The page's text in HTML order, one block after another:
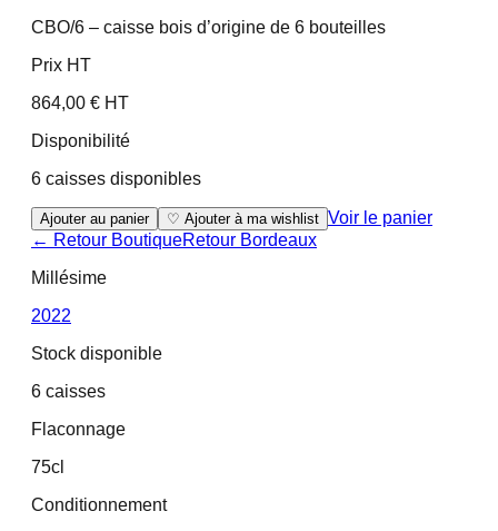
CBO/6 – caisse bois d’origine de 6 bouteilles
Prix HT
864,00 € HT
Disponibilité
6 caisses disponibles
Ajouter au panier ♡ Ajouter à ma wishlist Voir le panier
← Retour BoutiqueRetour Bordeaux
Millésime
2022
Stock disponible
6 caisses
Flaconnage
75cl
Conditionnement